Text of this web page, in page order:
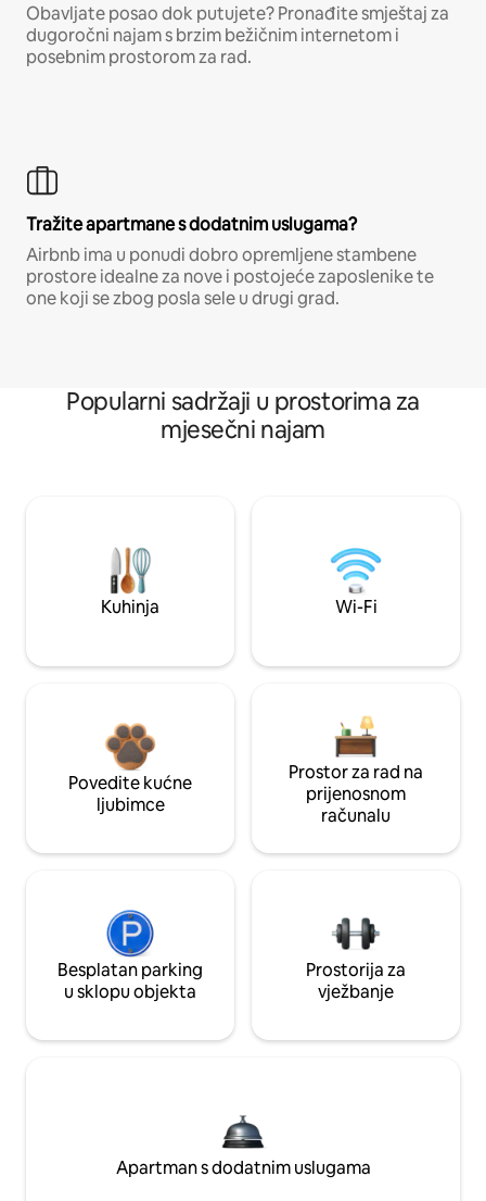
Obavljate posao dok putujete? Pronađite smještaj za
dugoročni najam s brzim bežičnim internetom i
posebnim prostorom za rad.
Tražite apartmane s dodatnim uslugama?
Airbnb ima u ponudi dobro opremljene stambene
prostore idealne za nove i postojeće zaposlenike te
one koji se zbog posla sele u drugi grad.
Popularni sadržaji u prostorima za
mjesečni najam
Kuhinja Wi-Fi
Povedite kućne
ljubimce
Prostor za rad na
prijenosnom
računalu
Besplatan parking
u sklopu objekta
Prostorija za
vježbanje
Apartman s dodatnim uslugama